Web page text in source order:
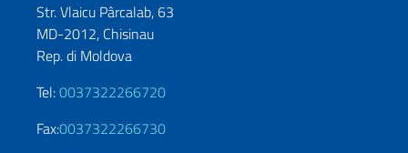
Str. Vlaicu Pârcalab, 63
MD-2012, Chisinau
Rep. di Moldova
Tel:0037322266720
Fax:0037322266730